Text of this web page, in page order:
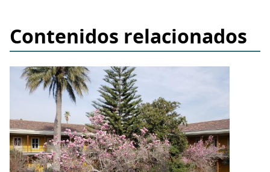
Contenidos relacionados